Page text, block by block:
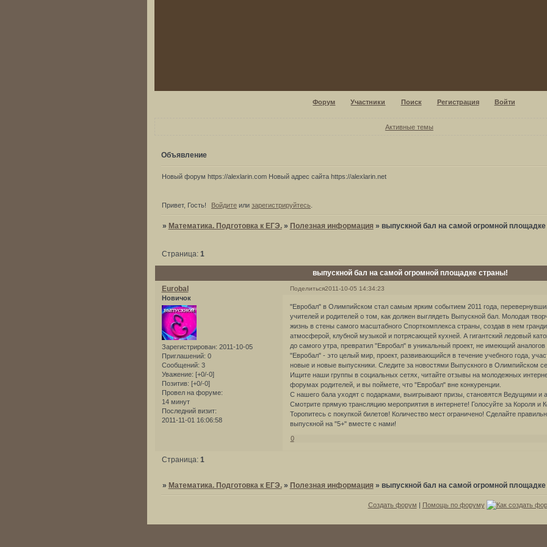
Форум Участники Поиск Регистрация Войти
Активные темы
Объявление
Новый форум https://alexlarin.com Новый адрес сайта https://alexlarin.net
Привет, Гость! Войдите или зарегистрируйтесь
» Математика. Подготовка к ЕГЭ. » Полезная информация » выпускной бал на самой огромной
выпускной бал на самой огромной площадке страны!
Страница: 1
Поделиться2011-10-05 14:34:23
Eurobal
Новичок
Зарегистрирован: 2011-10-05
Приглашений: 0
Сообщений: 3
Уважение: [+0/-0]
Позитив: [+0/-0]
Провел на форуме:
14 минут
Последний визит:
2011-11-01 16:06:58
"Евробал" в Олимпийском стал самым ярким событием 2011 года,
учителей и родителей о том, как должен выглядеть Выпускной бал. Молодая
жизнь в стены самого масштабного Спорткомплекса страны, создав в нем
атмосферой, клубной музыкой и потрясающей кухней. А гигантский ледовый
до самого утра, превратил "Евробал" в уникальный проект, не имеющий
"Евробал" - это целый мир, проект, развивающийся в течение учебного года,
новые и новые выпускники. Следите за новостями Выпускного в Олимпийском
Ищите наши группы в социальных сетях, читайте отзывы на молодежных
форумах родителей, и вы поймете, что "Евробал" вне конкуренции.
С нашего бала уходят с подарками, выигрывают призы, становятся Ведущими и
Смотрите прямую трансляцию мероприятия в интернете! Голосуйте за Короля и
Торопитесь с покупкой билетов! Количество мест ограничено! Сделайте
выпускной на "5+" вместе с нами!
0
Страница: 1
» Математика. Подготовка к ЕГЭ. » Полезная информация » выпускной бал на самой огромной
Создать форум | Помощь по форуму